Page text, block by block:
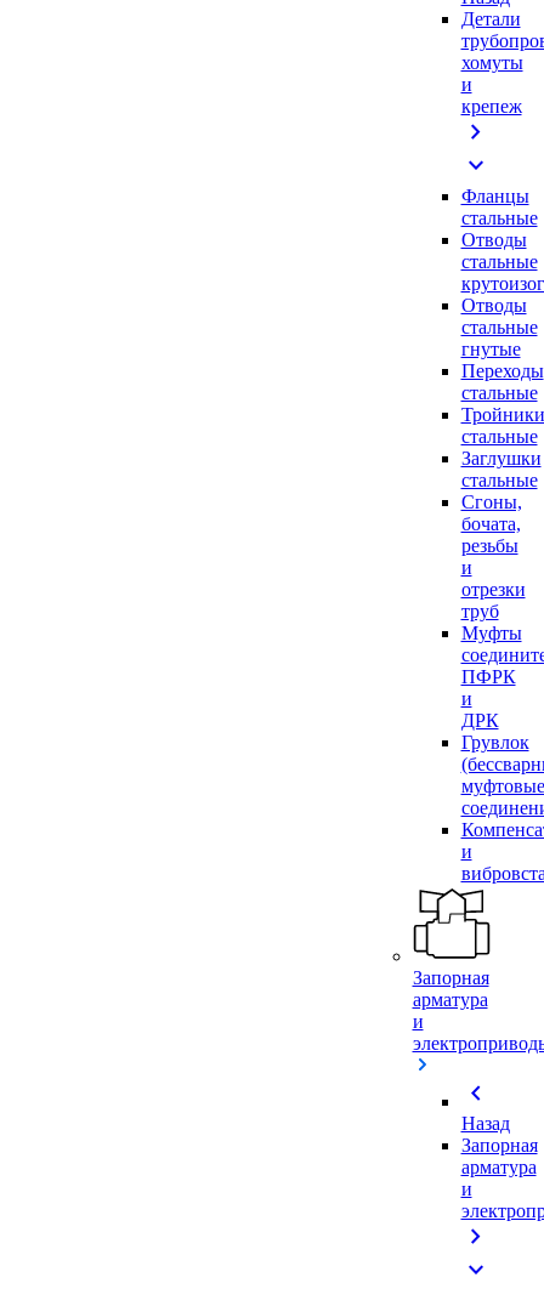
Детали
хомуты
и
крепеж
chevron_right
expand_more
Фланцы
стальные
Отводы
стальные
Отводы
стальные
гнутые
Переходы
стальные
Тройники
стальные
Заглушки
стальные
Сгоны,
бочата,
резьбы
и
отрезки
труб
Муфты
ПФРК
и
ДРК
Грувлок
муфтовые
и
Запорная
арматура
и
chevron_left
Назад
Запорная
арматура
и
chevron_right
expand_more